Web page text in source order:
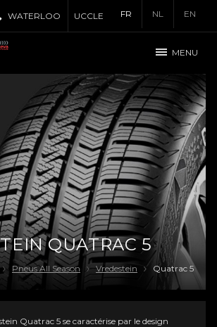
FR NL EN
WATERLOO UCCLE
MENU
QUATRAC 5
Pneus All Season Vredestein Quatrac 5
Quatrac 5 se caractérise par le design